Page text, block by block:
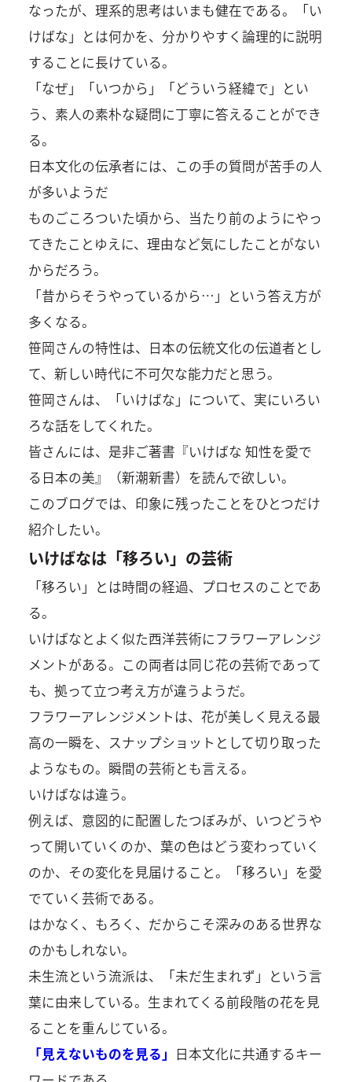
なったが、理系的思考はいまも健在である。「い
けばな」とは何かを、分かりやすく論理的に説明
することに長けている。
「なぜ」「いつから」「どういう経緯で」とい
う、素人の素朴な疑問に丁寧に答えることができ
る。
日本文化の伝承者には、この手の質問が苦手の人
が多いようだ
ものごころついた頃から、当たり前のようにやっ
てきたことゆえに、理由など気にしたことがない
からだろう。
「昔からそうやっているから…」という答え方が
多くなる。
笹岡さんの特性は、日本の伝統文化の伝道者とし
て、新しい時代に不可欠な能力だと思う。
笹岡さんは、「いけばな」について、実にいろい
ろな話をしてくれた。
皆さんには、是非ご著書『いけばな 知性を愛で
る日本の美』（新潮新書）を読んで欲しい。
このブログでは、印象に残ったことをひとつだけ
紹介したい。
いけばなは「移ろい」の芸術
「移ろい」とは時間の経過、プロセスのことであ
る。
いけばなとよく似た西洋芸術にフラワーアレンジ
メントがある。この両者は同じ花の芸術であって
も、拠って立つ考え方が違うようだ。
フラワーアレンジメントは、花が美しく見える最
高の一瞬を、スナップショットとして切り取った
ようなもの。瞬間の芸術とも言える。
いけばなは違う。
例えば、意図的に配置したつぼみが、いつどうや
って開いていくのか、葉の色はどう変わっていく
のか、その変化を見届けること。「移ろい」を愛
でていく芸術である。
はかなく、もろく、だからこそ深みのある世界な
のかもしれない。
未生流という流派は、「未だ生まれず」という言
葉に由来している。生まれてくる前段階の花を見
ることを重んじている。
「見えないものを見る」 日本文化に共通するキー